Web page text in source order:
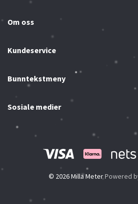
Om oss
Kundeservice
Bunntekstmeny
Sosiale medier
© 2026 Milla MeterPowered